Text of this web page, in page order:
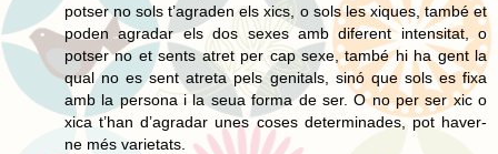
potser no sols t’agraden els xics, o sols les xiques, també et
poden agradar els dos sexes amb diferent intensitat, o
potser no et sents atret per cap sexe, també hi ha gent la
qual no es sent atreta pels genitals, sinó que sols es fixa
amb la persona i la seua forma de ser. O no per ser xic o
xica t’han d’agradar unes coses determinades, pot haver-
ne més varietats.